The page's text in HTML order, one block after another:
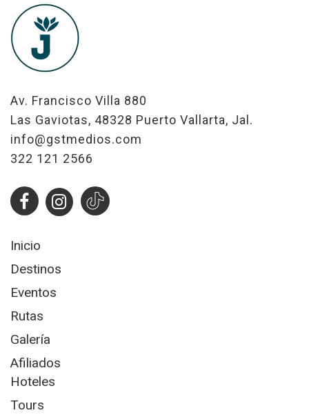
Av. Francisco Villa 880
Las Gaviotas, 48328 Puerto Vallarta, Jal.
info@gstmedios.com
322 121 2566
Inicio
Destinos
Eventos
Rutas
Galería
Afiliados
Hoteles
Tours